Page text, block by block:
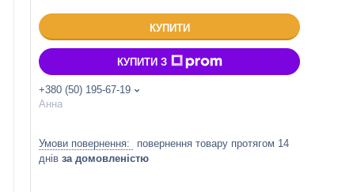
КУПИТИ
КУПИТИ З
+380 (50) 195-67-19
Анна
повернення товару протягом 14
днів за домовленістю